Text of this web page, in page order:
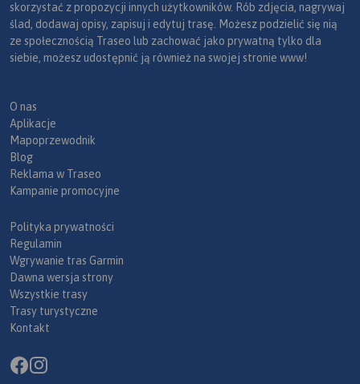
skorzystać z propozycji innych użytkowników. Rób zdjęcia, nagrywaj
ślad, dodawaj opisy, zapisuj i edytuj trasę. Możesz podzielić się nią
ze społecznością Traseo lub zachować jako prywatną tylko dla
siebie, możesz udostępnić ją również na swojej stronie www!
O nas
Aplikacje
Mapoprzewodnik
Blog
Reklama w Traseo
Kampanie promocyjne
Polityka prywatności
Regulamin
Wgrywanie tras Garmin
Dawna wersja strony
Wszystkie trasy
Trasy turystyczne
Kontakt